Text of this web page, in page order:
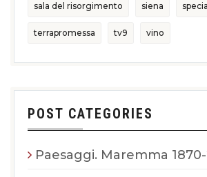
sala del risorgimento siena
terrapromessa tv9 vino
POST CATEGORIES
Paesaggi. Maremma